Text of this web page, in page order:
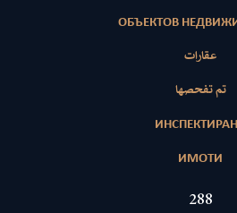
ОБЪЕКТОВ
عقارات
تم تفحصها
ИМОТИ
416